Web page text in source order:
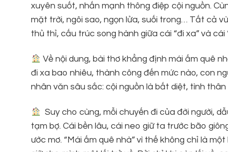
xuyên suốt, nhấn mạnh thông điệp cội nguồn.
mặt trời, ngôi sao, ngọn lửa, suối trong… Tất cả
thủ thỉ, cấu trúc song hành giữa cái “đi xa” và
Về nội dung, bài thơ khẳng định mái ấm quê
đi xa bao nhiêu, thành công đến mức nào, con
nhân văn sâu sắc: cội nguồn là bất diệt, tình
Suy cho cùng, mỗi chuyến đi của đời người,
tạm bợ. Cái bền lâu, cái neo giữ ta trước bão
ước mơ. “Mái ấm quê nhà” vì thế không chỉ là